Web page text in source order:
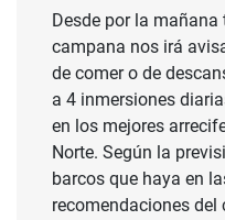
Desde por la
campana nos irá
de comer o de
a 4 inmersiones
en los mejores
Norte. Según la
barcos que haya en
recomendaciones